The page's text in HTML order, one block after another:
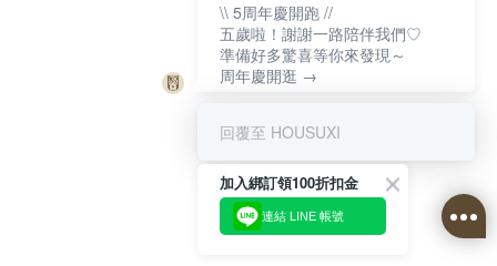
\\ 5周年慶開跑 //
五歲啦！謝謝一路陪伴我們♡
準備好多驚喜等你來發現～
周年慶開逛 →
回覆至 HOUSUXI
加入綁訂領100折扣金
連結 LINE 帳號